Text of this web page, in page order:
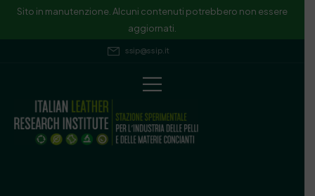
Sito in manutenzione. Alcuni contenuti potrebbero non essere
aggiornati.
ssip@ssip.it